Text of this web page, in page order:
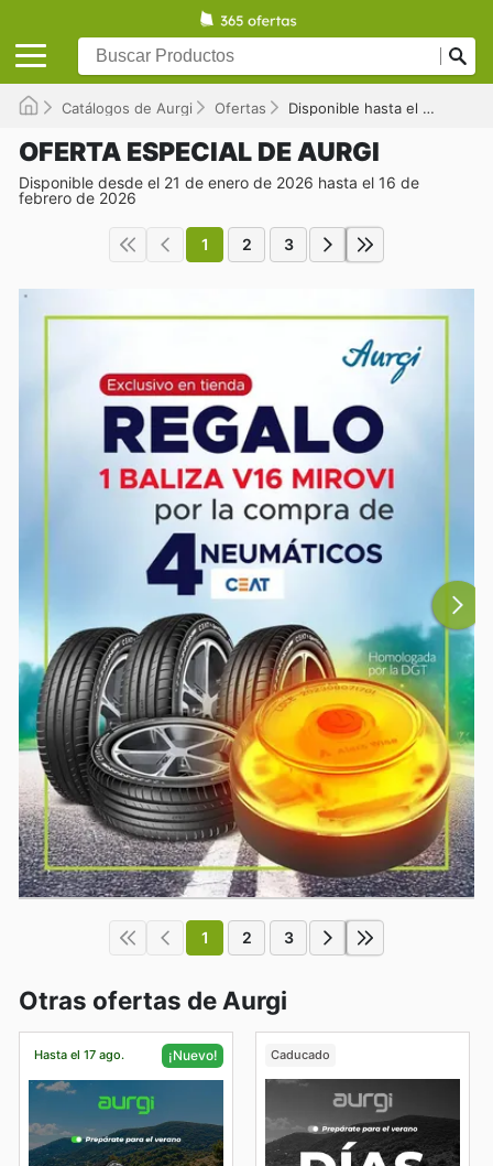
Catálogos de Aurgi Ofertas Disponible hasta el 16/02/2026
OFERTA ESPECIAL DE AURGI
Disponible desde el 21 de enero de 2026 hasta el 16 de
febrero de 2026
1 2 3
1 2 3
Otras ofertas de Aurgi
Hasta el 17 ago. ¡Nuevo! Caducado